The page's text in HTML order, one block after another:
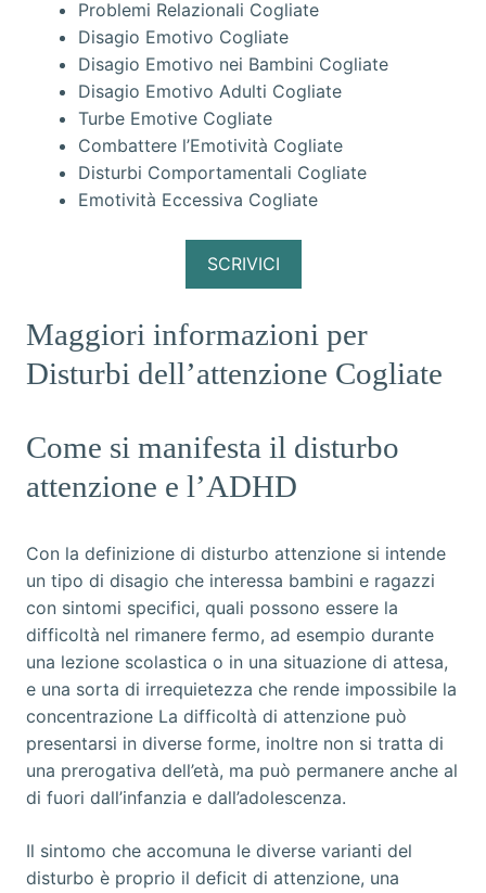
Problemi Relazionali Cogliate
Disagio Emotivo Cogliate
Disagio Emotivo nei Bambini Cogliate
Disagio Emotivo Adulti Cogliate
Turbe Emotive Cogliate
Combattere l’Emotività Cogliate
Disturbi Comportamentali Cogliate
Emotività Eccessiva Cogliate
SCRIVICI
Maggiori informazioni per
Disturbi dell’attenzione Cogliate
Come si manifesta il disturbo
attenzione e l’ADHD
Con la definizione di disturbo attenzione si intende
un tipo di disagio che interessa bambini e ragazzi
con sintomi specifici, quali possono essere la
difficoltà nel rimanere fermo, ad esempio durante
una lezione scolastica o in una situazione di attesa,
e una sorta di irrequietezza che rende impossibile la
concentrazione La difficoltà di attenzione può
presentarsi in diverse forme, inoltre non si tratta di
una prerogativa dell’età, ma può permanere anche al
di fuori dall’infanzia e dall’adolescenza.
Il sintomo che accomuna le diverse varianti del
disturbo è proprio il deficit di attenzione, una